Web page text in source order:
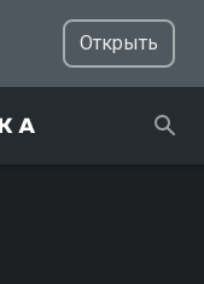
Открыть